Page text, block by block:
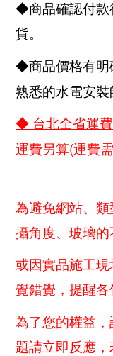
◆商品確認付款
貨。
◆商品價格有明
熟悉的水電安裝
◆ 台北全省運
運費另算(運費
為避免網站、
攝角度、玻璃的
或因實品施工
覺錯覺，提醒各
為了您的權益
題請立即反應，